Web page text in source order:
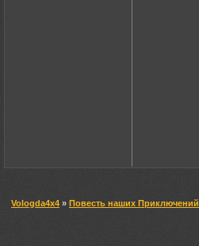
Vologda4x4 » Повесть наших Приключений